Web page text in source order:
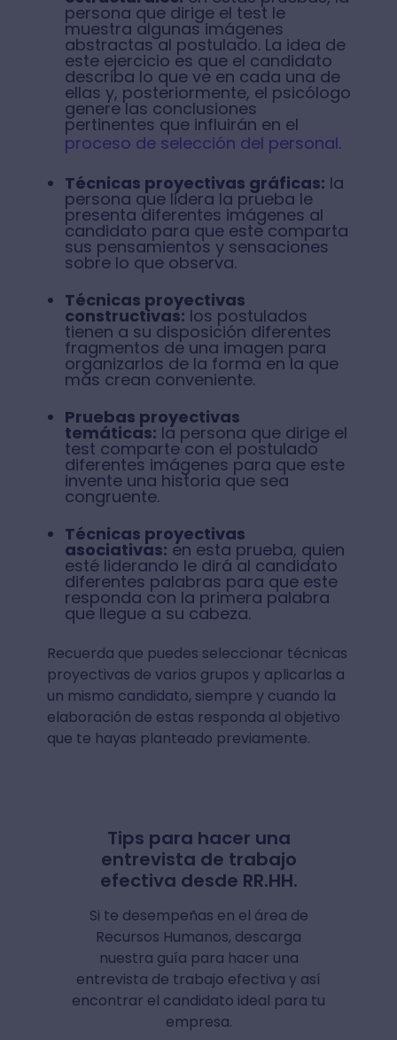
persona que dirige el test le
muestra algunas imágenes
abstractas al postulado. La idea de
este ejercicio es que el candidato
describa lo que ve en cada una de
ellas y, posteriormente, el psicólogo
genere las conclusiones
pertinentes que influirán en el
proceso de selección del personal.
Técnicas proyectivas gráficas: la
persona que lidera la prueba le
presenta diferentes imágenes al
candidato para que este comparta
sus pensamientos y sensaciones
sobre lo que observa.
Técnicas proyectivas
constructivas: los postulados
tienen a su disposición diferentes
fragmentos de una imagen para
organizarlos de la forma en la que
más crean conveniente.
Pruebas proyectivas
temáticas: la persona que dirige el
test comparte con el postulado
diferentes imágenes para que este
invente una historia que sea
congruente.
Técnicas proyectivas
asociativas: en esta prueba, quien
esté liderando le dirá al candidato
diferentes palabras para que este
responda con la primera palabra
que llegue a su cabeza.
Recuerda que puedes seleccionar técnicas
proyectivas de varios grupos y aplicarlas a
un mismo candidato, siempre y cuando la
elaboración de estas responda al objetivo
que te hayas planteado previamente.
Tips para hacer una
entrevista de trabajo
efectiva desde RR.HH.
Si te desempeñas en el área de
Recursos Humanos, descarga
nuestra guía para hacer una
entrevista de trabajo efectiva y así
encontrar el candidato ideal para tu
empresa.